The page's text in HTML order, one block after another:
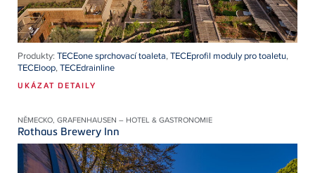
Produkty: TECEone sprchovací toaleta,TECEprofil moduly pro toaletu,
TECEloop,TECEdrainline
UKÁZAT DETAILY
NĚMECKO, GRAFENHAUSEN – HOTEL & GASTRONOMIE
Rothaus Brewery Inn